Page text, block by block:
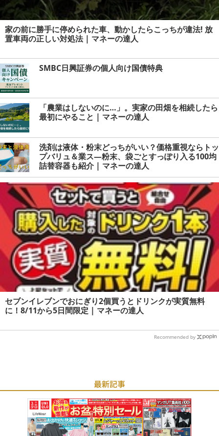
家の前に勝手に停められた車、動かしたらこっちが違法! 放
置車両の正しい対処法 | マネーの達人
SMBC日興証券の個人向け国債特典
「農業はしないのに…」。実家の田畑を相続したら
最初にやること | マネーの達人
洗剤は液体・粉末どっちがいい？価格重視ならトッ
プバリュ＆業ス―粉末、袋ごとすっぽり入る100均
詰替容器も紹介 | マネーの達人
セブンイレブンでおにぎり2個買うとドリンクが実質無料
に！8/11から5日間限定 | マネーの達人
Recommended by
最新記事